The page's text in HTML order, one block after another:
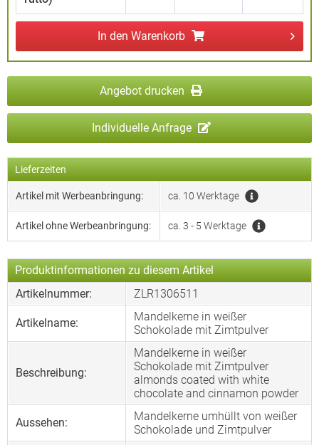
In den Warenkorb
Angebot drucken
Individuelle Anfrage
Lieferzeiten
Artikel mit Werbeanbringung: ca. 10 Werktage
Artikel ohne Werbeanbringung: ca. 3 - 5 Werktage
Produktinformationen zu diesem Artikel
Artikelnummer:
ZLR1306511
Artikelname:
Mandelkerne in weißer
Schokolade mit Zimtpulver
Beschreibung:
Mandelkerne in weißer
Schokolade mit Zimtpulver
almonds coated with white
chocolate and cinnamon powder
Aussehen:
Mandelkerne umhüllt von weißer
Schokolade und Zimtpulver